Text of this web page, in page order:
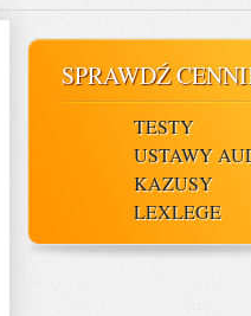
SPRAWDŹ
TESTY
USTAWY
KAZUSY
LEXLEGE